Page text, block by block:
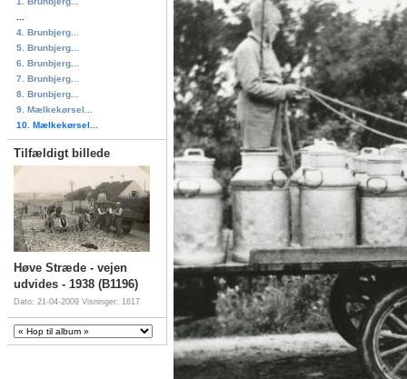
4. Brunbjerg...
5. Brunbjerg...
6. Brunbjerg...
7. Brunbjerg...
8. Brunbjerg...
9. Mælkekørsel...
10. Mælkekørsel...
Tilfældigt billede
Høve Stræde - vejen
udvides - 1938 (B1196)
Dato: 21-04-2009 Visninger: 1617